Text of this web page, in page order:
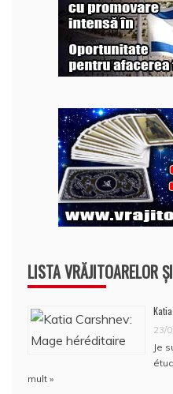
LISTA VRĂJITOARELOR
23/
Je
mult »